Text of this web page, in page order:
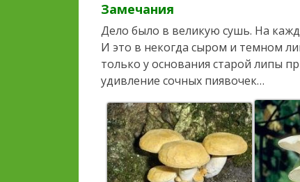
Замечания
Дело было в великую сушь. На
И это в некогда сыром и темном
только у основания старой липы
удивление сочных пиявочек…